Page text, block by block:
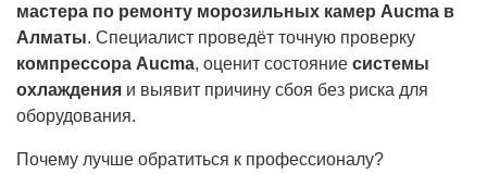
мастера по ремонту морозильных камер Aucma в
Алматы. Специалист проведёт точную проверку
компрессора Aucma, оценит состояние системы
охлаждения и выявит причину сбоя без риска для
оборудования.
Почему лучше обратиться к профессионалу?